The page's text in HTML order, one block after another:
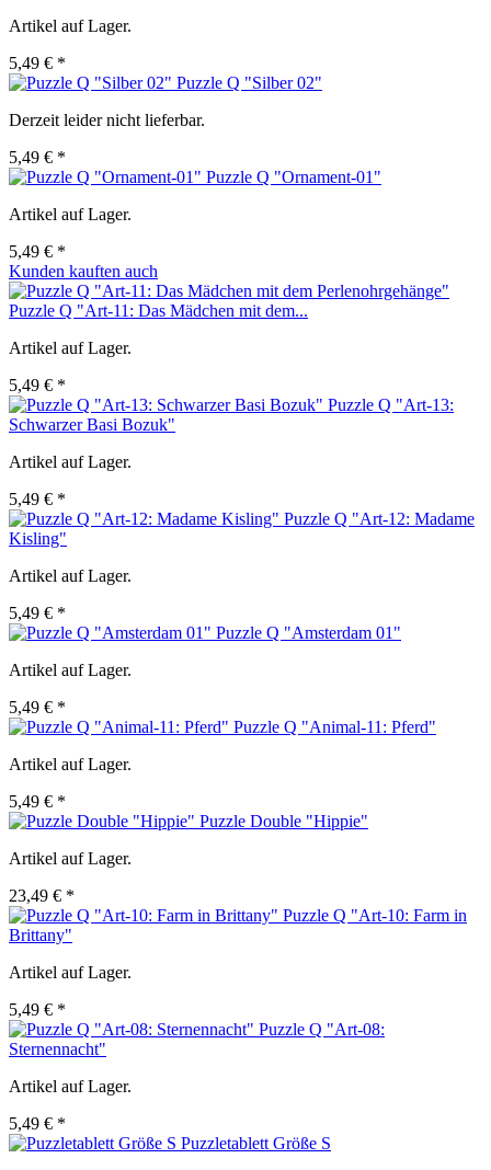
Artikel auf Lager.
5,49 € *
Puzzle Q "Silber 02"
Derzeit leider nicht lieferbar.
5,49 € *
Puzzle Q "Ornament-01"
Artikel auf Lager.
5,49 € *
Kunden kauften auch
Puzzle Q "Art-11: Das Mädchen mit dem...
Artikel auf Lager.
5,49 € *
Puzzle Q "Art-13:
Schwarzer Basi Bozuk"
Artikel auf Lager.
5,49 € *
Puzzle Q "Art-12: Madame
Kisling"
Artikel auf Lager.
5,49 € *
Puzzle Q "Amsterdam 01"
Artikel auf Lager.
5,49 € *
Puzzle Q "Animal-11: Pferd"
Artikel auf Lager.
5,49 € *
Puzzle Double "Hippie"
Artikel auf Lager.
23,49 € *
Puzzle Q "Art-10: Farm in
Brittany"
Artikel auf Lager.
5,49 € *
Puzzle Q "Art-08:
Sternennacht"
Artikel auf Lager.
5,49 € *
Puzzletablett Größe S